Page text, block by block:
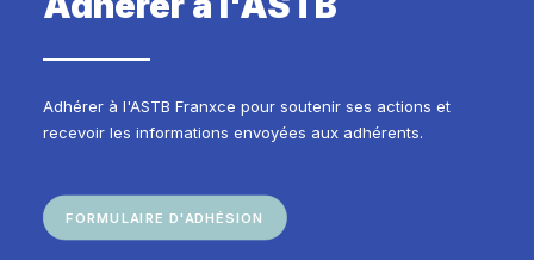
Adhérer à l'ASTB Franxce pour soutenir ses actions et
recevoir les informations envoyées aux adhérents.
FORMULAIRE D'ADHÉSION